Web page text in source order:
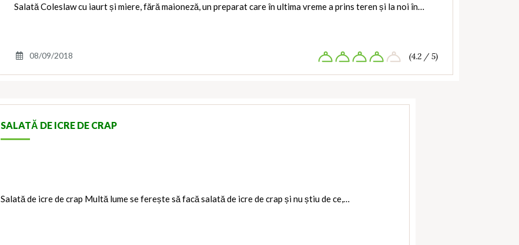
Salată Coleslaw cu iaurt și miere, fără maioneză, un preparat care în ultima vreme a prins teren și la noi în…
08/09/2018 (4.2 / 5)
SALATĂ DE ICRE DE CRAP
Salată de icre de crap Multă lume se ferește să facă salată de icre de crap și nu știu de ce,…